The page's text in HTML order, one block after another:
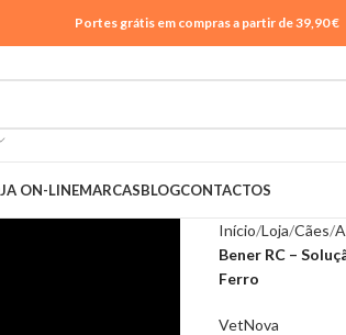
Portes grátis em compras a partir de 39,90 €
ON-LINEMARCASBLOGCONTACTOS
Início Loja Cães
Bener RC –
Ferro
VetNova